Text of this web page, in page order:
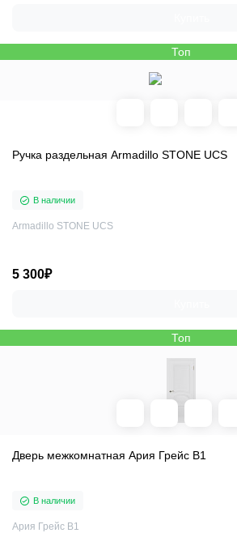
Топ
Ручка раздельная Armadillo STONE UCS
В наличии
Armadillo STONE UCS
5 300₽
Топ
Дверь межкомнатная Ария Грейс В1
В наличии
Ария Грейс В1